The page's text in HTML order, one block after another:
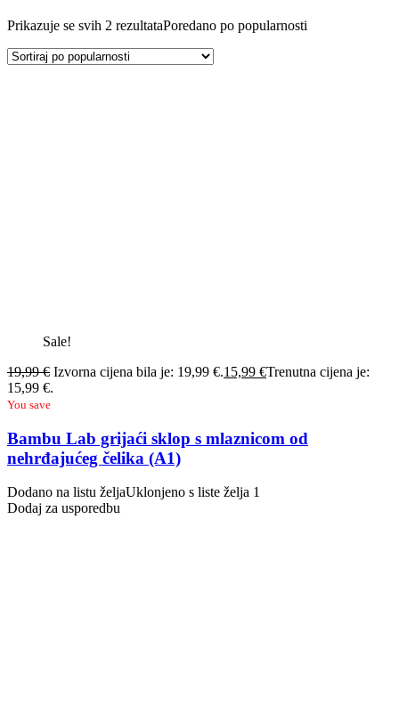
Prikazuje se svih 2 rezultataPoredano po popularnosti
Sale!
19,99€ Izvorna cijena bila je: 19,99 €.15,99 €Trenutna cijena je:
15,99 €.
You save
Bambu Lab grijaći sklop s mlaznicom od
nehrđajućeg čelika (A1)
Dodano na listu željaUklonjeno s liste želja 1
Dodaj za usporedbu